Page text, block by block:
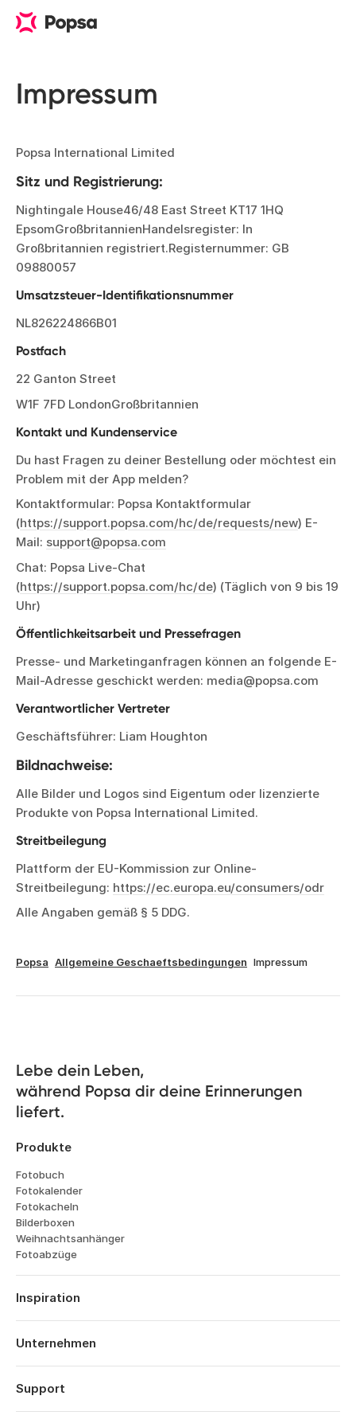
Impressum
Popsa International Limited
Sitz und Registrierung:
Nightingale House46/48 East Street KT17 1HQ
EpsomGroßbritannienHandelsregister: In
Großbritannien registriert.Registernummer: GB
09880057
Umsatzsteuer-Identifikationsnummer
NL826224866B01
Postfach
22 Ganton Street
W1F 7FD LondonGroßbritannien
Kontakt und Kundenservice
Du hast Fragen zu deiner Bestellung oder möchtest ein
Problem mit der App melden?
Kontaktformular: Popsa Kontaktformular
(https://support.popsa.com/hc/de/requests/new) E-
Mail: support@popsa.com
Chat: Popsa Live-Chat
(https://support.popsa.com/hc/de) (Täglich von 9 bis 19
Uhr)
Öffentlichkeitsarbeit und Pressefragen
Presse- und Marketinganfragen können an folgende E-
Mail-Adresse geschickt werden: media@popsa.com
Verantwortlicher Vertreter
Geschäftsführer: Liam Houghton
Bildnachweise:
Alle Bilder und Logos sind Eigentum oder lizenzierte
Produkte von Popsa International Limited.
Streitbeilegung
Plattform der EU-Kommission zur Online-
Streitbeilegung: https://ec.europa.eu/consumers/odr
Alle Angaben gemäß § 5 DDG.
Popsa Allgemeine Geschaeftsbedingungen Impressum
Lebe dein Leben,
während Popsa dir deine Erinnerungen
liefert.
Produkte
Fotobuch
Fotokalender
Fotokacheln
Bilderboxen
Weihnachtsanhänger
Fotoabzüge
Inspiration
Reisen
Hochzeiten
Jahrestage
Unternehmen
Über Popsa
Funktionen
Support
Anmelden